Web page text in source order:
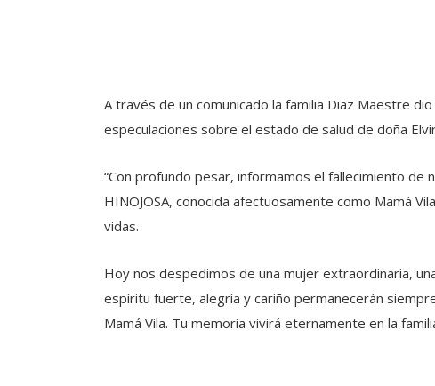
A través de un comunicado la familia Diaz Maestre
especulaciones sobre el estado de salud de doña
“Con profundo pesar, informamos el fallecimiento de
HINOJOSA, conocida afectuosamente como Mamá
vidas.
Hoy nos despedimos de una mujer extraordinaria,
espíritu fuerte, alegría y cariño permanecerán
Mamá Vila. Tu memoria vivirá eternamente en la